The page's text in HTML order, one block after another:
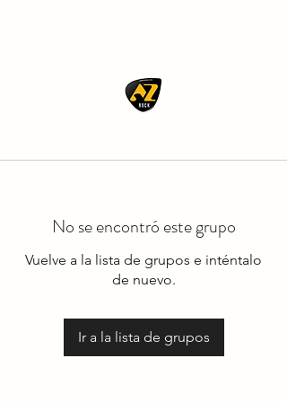
No se encontró este grupo
Vuelve a la lista de grupos e inténtalo
de nuevo.
Ir a la lista de grupos